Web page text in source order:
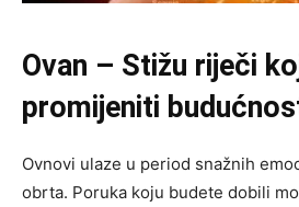
Ovan – Stižu riječi
promijeniti
Ovnovi ulaze u period snažnih
obrta. Poruka koju budete dobili